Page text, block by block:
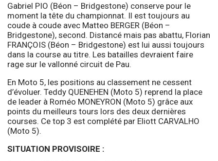
Gabriel PIO (Béon – Bridgestone) conserve pour le
moment la tête du championnat. Il est toujours au
coude à coude avec Matteo BERGER (Béon –
Bridgestone), second. Distancé mais pas abattu, Florian
FRANÇOIS (Béon – Bridgestone) est lui aussi toujours
dans la course au titre. Les batailles devraient faire
rage sur le vallonné circuit de Pau.
En Moto 5, les positions au classement ne cessent
d’évoluer. Teddy QUENEHEN (Moto 5) reprend la place
de leader à Roméo MONEYRON (Moto 5) grâce aux
points du meilleurs tours lors des deux dernières
courses. Ce top 3 est complété par Eliott CARVALHO
(Moto 5).
SITUATION PROVISOIRE :